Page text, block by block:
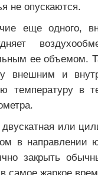
не опускаются.
еще одного,
ее объемом.
внешним и
температуру в
или
в
закрыть
самое жаркое